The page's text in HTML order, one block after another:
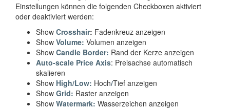
Einstellungen können die folgenden Checkboxen aktiviert
oder deaktiviert werden:
Show Crosshair: Fadenkreuz anzeigen
Show Volume: Volumen anzeigen
Show Candle Border: Rand der Kerze anzeigen
Auto-scale Price Axis: Preisachse automatisch
skalieren
Show High/Low: Hoch/Tief anzeigen
Show Grid: Raster anzeigen
Show Watermark: Wasserzeichen anzeigen